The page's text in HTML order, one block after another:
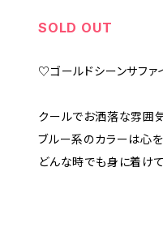
SOLD OUT
♡ゴールドシーンサフ
クールでお洒落な雰囲
ブルー系のカラーは心
どんな時でも身に着け